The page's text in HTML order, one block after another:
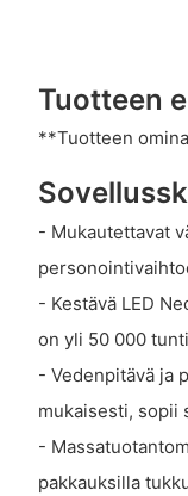
Tuotteen
**Tuotteen
- Mukautettavat
- Kestävä LED
on yli 50 000
- Vedenpitävä ja
mukaisesti, sopii
-
pakkauksilla